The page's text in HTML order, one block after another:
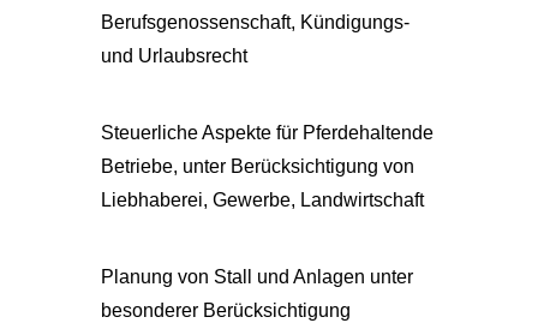
Berufsgenossenschaft, Kündigungs-
und Urlaubsrecht
Steuerliche Aspekte für Pferdehaltende
Betriebe, unter Berücksichtigung von
Liebhaberei, Gewerbe, Landwirtschaft
Planung von Stall und Anlagen unter
besonderer Berücksichtigung